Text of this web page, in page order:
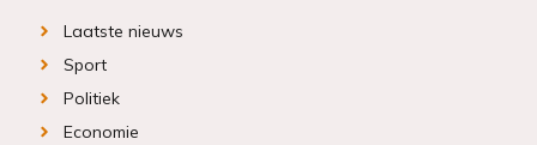
Laatste nieuws
Sport
Politiek
Economie